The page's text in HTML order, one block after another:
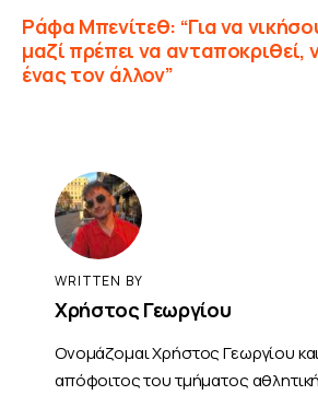
Ράφα Μπενίτεθ: “Για να
μαζί πρέπει να ανταποκριθεί,
ένας τον άλλον”
WRITTEN BY
Χρήστος Γεωργίου
Ονομάζομαι Χρήστος Γεωργίου
απόφοιτος του τμήματος